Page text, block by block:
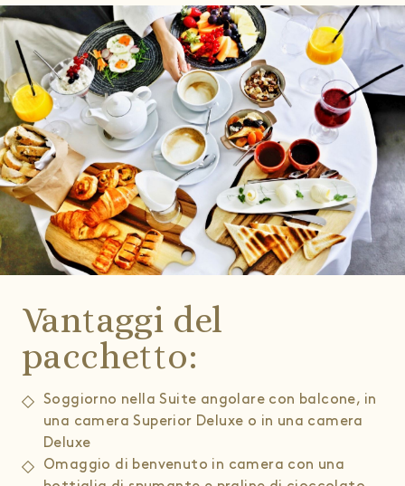
Vantaggi del
pacchetto:
Soggiorno nella Suite angolare con balcone, in
una camera Superior Deluxe o in una camera
Deluxe
Omaggio di benvenuto in camera con una